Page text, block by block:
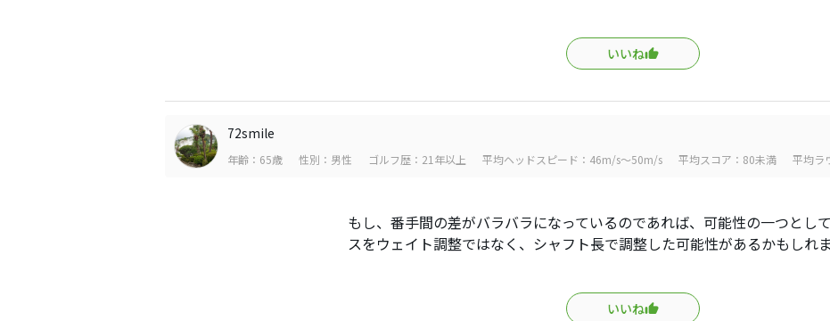
いいね
72smile
年齢：65歳 性別：男性 ゴルフ歴：21年以上 平均ヘッドスピード：46m/s～50m/s 平均スコア：80未満
平均ラ
もし、番手間の差がバラバラになっているのであれば、可能性の一つとし
スをウェイト調整ではなく、シャフト長で調整した可能性があるかもしれま
いいね